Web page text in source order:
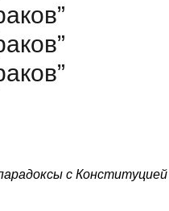
с Конституцией